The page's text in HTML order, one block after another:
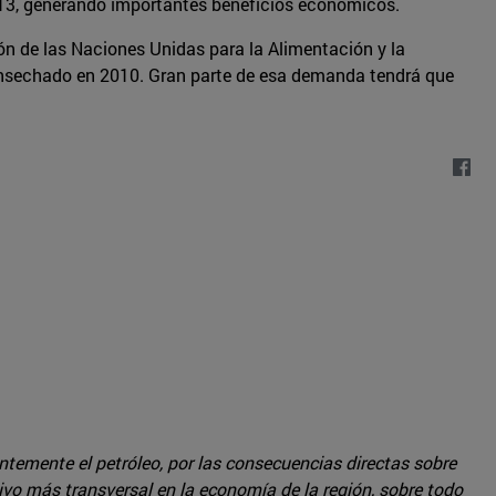
de las Naciones Unidas para la Alimentación y la
en 2010. Gran parte de esa demanda tendrá que
el petróleo, por las consecuencias directas sobre
más transversal en la economía de la región, sobre todo